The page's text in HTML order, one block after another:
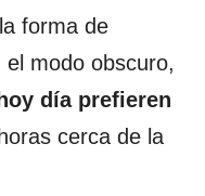
forma de
modo obscuro,
hoy día prefieren
cerca de la